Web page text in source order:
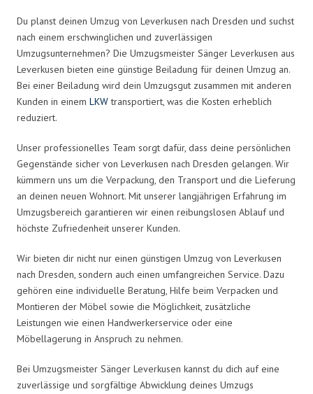
Du planst deinen Umzug von Leverkusen nach Dresden und suchst
nach einem erschwinglichen und zuverlässigen
Umzugsunternehmen? Die Umzugsmeister Sänger Leverkusen aus
Leverkusen bieten eine günstige Beiladung für deinen Umzug an.
Bei einer Beiladung wird dein Umzugsgut zusammen mit anderen
Kunden in einem LKWtransportiert, was die Kosten erheblich
reduziert.
Unser professionelles Team sorgt dafür, dass deine persönlichen
Gegenstände sicher von Leverkusen nach Dresden gelangen. Wir
kümmern uns um die Verpackung, den Transport und die Lieferung
an deinen neuen Wohnort. Mit unserer langjährigen Erfahrung im
Umzugsbereich garantieren wir einen reibungslosen Ablauf und
höchste Zufriedenheit unserer Kunden.
Wir bieten dir nicht nur einen günstigen Umzug von Leverkusen
nach Dresden, sondern auch einen umfangreichen Service. Dazu
gehören eine individuelle Beratung, Hilfe beim Verpacken und
Montieren der Möbel sowie die Möglichkeit, zusätzliche
Leistungen wie einen Handwerkerservice oder eine
Möbellagerung in Anspruch zu nehmen.
Bei Umzugsmeister Sänger Leverkusen kannst du dich auf eine
zuverlässige und sorgfältige Abwicklung deines Umzugs